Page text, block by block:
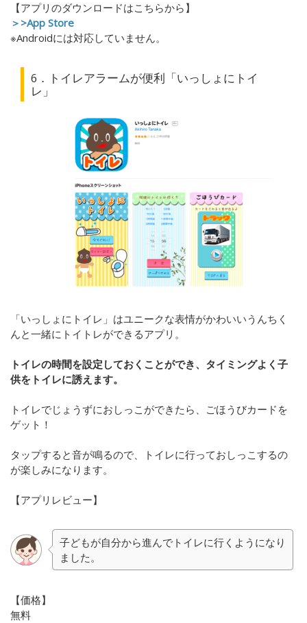
【アプリのダウンロードはこちらから】
＞>App Store
※Androidには対応していません。
6．トイレアラームが便利「いっしょにトイ
レ」
「いっしょにトイレ」はユニークな表情がかわいいうんちく
んと一緒にトイトレができるアプリ。
トイレの時間を設定しておくことができ、タイミングよく子
供をトイレに誘えます。
トイレでじょうずにおしっこができたら、ごほうびカードを
ゲット！
タップすると音が鳴るので、トイレに行っておしっこするの
が楽しみになります。
【アプリレビュー】
子どもが自分から進んでトイレに行くようになり
ました。
【価格】
無料